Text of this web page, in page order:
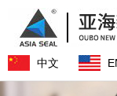
中文